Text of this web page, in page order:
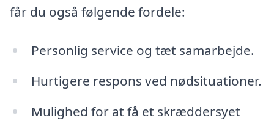
får du også følgende fordele:
Personlig service og tæt samarbejde.
Hurtigere respons ved nødsituationer.
Mulighed for at få et skræddersyet